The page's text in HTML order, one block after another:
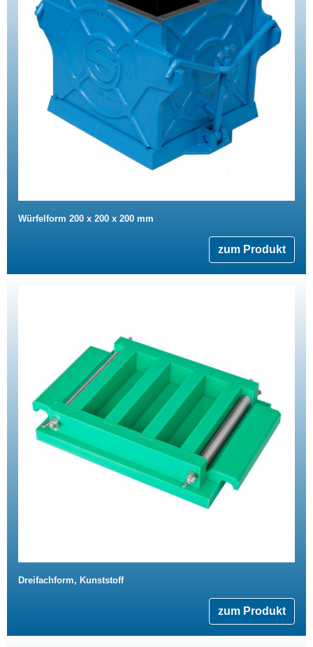
Würfelform 200 x 200 x 200 mm
zum Produkt
Dreifachform, Kunststoff
zum Produkt